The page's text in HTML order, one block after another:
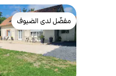
مفضّل لدى الضيوف
مفضّل لدى الضيوف